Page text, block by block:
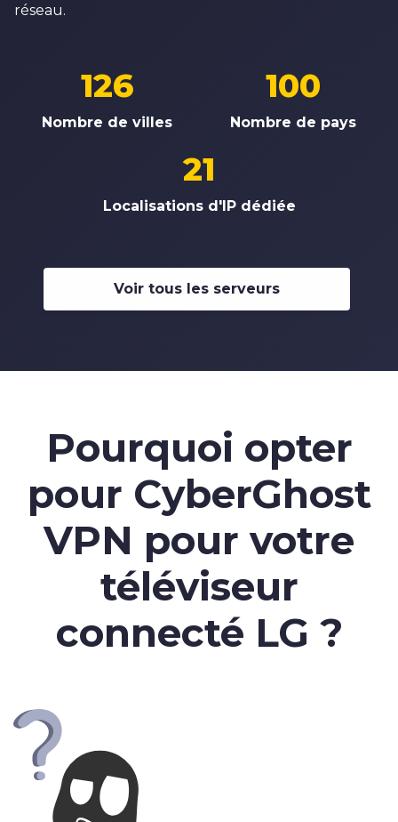
réseau.
Nombre de villes
126
Nombre de pays
100
Localisations d'IP dédiée
21
Voir tous les serveurs
Pourquoi opter
pour CyberGhost
VPN pour votre
téléviseur
connecté LG ?